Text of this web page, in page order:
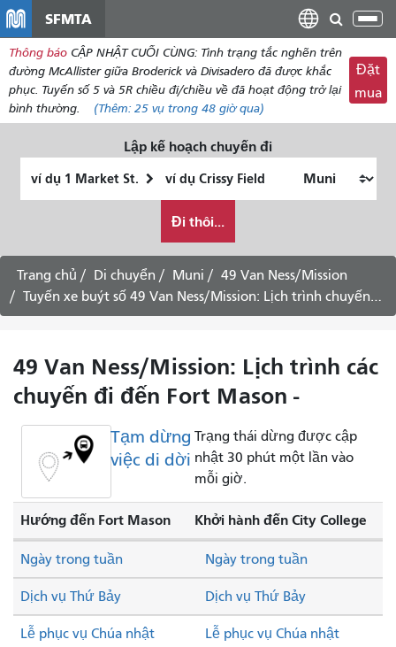
dung
SFMTA
Thông báo CẬP NHẬT CUỐI CÙNG: Tình trạng tắc nghẽn trên
đường McAllister giữa Broderick và Divisadero đã được khắc
phục. Tuyến số 5 và 5R chiều đi/chiều về đã hoạt động trở lại
bình thường.
(Thêm: 25 vụ trong 48 giờ qua)
Đặt
mua
Lập kế hoạch chuyến đi
thúc
muốn
đi
du
lịch
như
nào
Đi thôi...
Trang chủ Di chuyển Muni
49 Van Ness/Mission
Tuyến xe buýt số 49 Van Ness/Mission: Lịch trình chuyến đi đến City College - ngày 17 tháng 8 năm 2026
49 Van Ness/Mission: Lịch trình các
chuyến đi đến Fort Mason -
Tạm dừng
việc di dời
Trạng thái dừng được cập
nhật 30 phút một lần vào
mỗi giờ.
Hướng đến Fort Mason Khởi hành đến City College
Dịch vụ Thứ Bảy Dịch vụ Thứ Bảy
Lễ phục vụ Chúa nhật Lễ phục vụ Chúa nhật
Ngày trong tuần Ngày trong tuần